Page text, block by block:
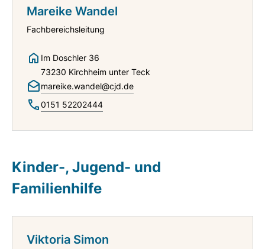
Mareike Wandel
Fachbereichsleitung
Im Doschler 36
73230 Kirchheim unter Teck
mareike.wandel@cjd.de
0151 52202444
Kinder-, Jugend- und
Familienhilfe
Viktoria Simon